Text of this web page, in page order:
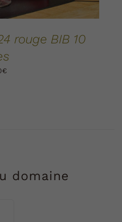
rouge BIB 10
€
domaine